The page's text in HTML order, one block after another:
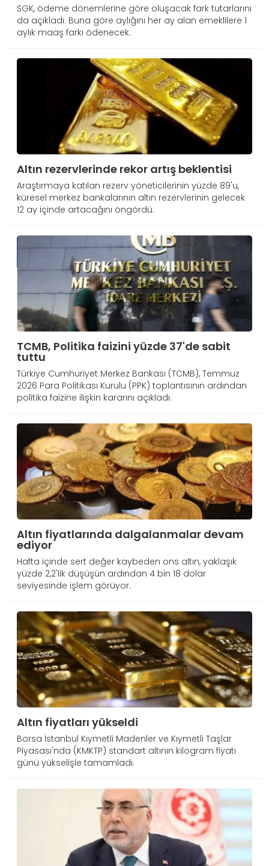
SGK, ödeme dönemlerine göre oluşacak fark tutarlarını
da açıkladı. Buna göre aylığını her ay alan emeklilere 1
aylık maaş farkı ödenecek.
Altın rezervlerinde rekor artış beklentisi
Araştırmaya katılan rezerv yöneticilerinin yüzde 89'u,
küresel merkez bankalarının altın rezervlerinin gelecek
12 ay içinde artacağını öngördü.
TCMB, Politika faizini yüzde 37'de sabit
tuttu
Türkiye Cumhuriyet Merkez Bankası (TCMB), Temmuz
2026 Para Politikası Kurulu (PPK) toplantısının ardından
politika faizine ilişkin kararını açıkladı.
Altın fiyatlarında dalgalanmalar devam
ediyor
Hafta içinde sert değer kaybeden ons altın, yaklaşık
yüzde 2,2'lik düşüşün ardından 4 bin 18 dolar
seviyesinde işlem görüyor.
Altın fiyatları yükseldi
Borsa İstanbul Kıymetli Madenler ve Kıymetli Taşlar
Piyasası'nda (KMKTP) standart altının kilogram fiyatı
günü yükselişle tamamladı.